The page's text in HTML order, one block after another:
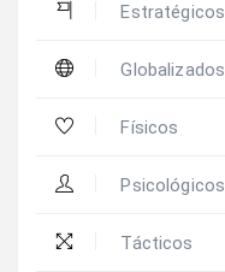
Estratégicos
Globalizados
Físicos
Psicológicos
Tácticos